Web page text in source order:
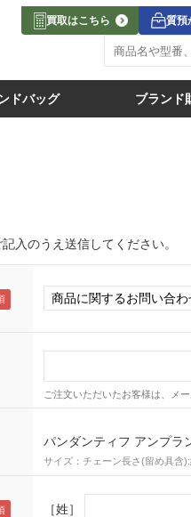
買取はこちら 質預
ドバッグ ブランド
入のうえ送信してください。
ご注文いただいたお客様は、メ
パンダンティフ アンプラ
サイズ：チェーン長さ(留め具含
［姓］